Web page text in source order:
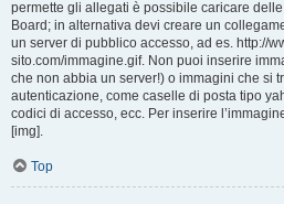
permette gli allegati è possibile caricare
Board; in alternativa devi creare un
un server di pubblico accesso, ad es. http://
sito.com/immagine.gif. Non puoi inserire
che non abbia un server!) o immagini che si
autenticazione, come caselle di posta tipo
codici di accesso, ecc. Per inserire
[img].
Top